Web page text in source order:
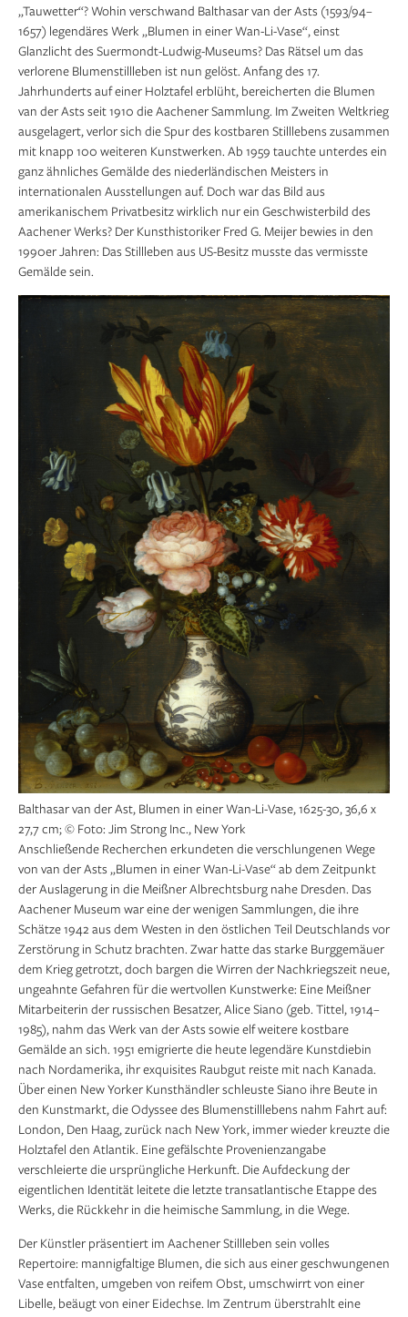
„Tauwetter“? Wohin verschwand Balthasar van der Asts (1593/94–
1657) legendäres Werk „Blumen in einer Wan-Li-Vase“, einst
Glanzlicht des Suermondt-Ludwig-Museums? Das Rätsel um das
verlorene Blumenstillleben ist nun gelöst. Anfang des 17.
Jahrhunderts auf einer Holztafel erblüht, bereicherten die Blumen
van der Asts seit 1910 die Aachener Sammlung. Im Zweiten Weltkrieg
ausgelagert, verlor sich die Spur des kostbaren Stilllebens zusammen
mit knapp 100 weiteren Kunstwerken. Ab 1959 tauchte unterdes ein
ganz ähnliches Gemälde des niederländischen Meisters in
internationalen Ausstellungen auf. Doch war das Bild aus
amerikanischem Privatbesitz wirklich nur ein Geschwisterbild des
Aachener Werks? Der Kunsthistoriker Fred G. Meijer bewies in den
1990er Jahren: Das Stillleben aus US-Besitz musste das vermisste
Gemälde sein.
Balthasar van der Ast, Blumen in einer Wan-Li-Vase, 1625-30, 36,6 x
27,7 cm; © Foto: Jim Strong Inc., New York
Anschließende Recherchen erkundeten die verschlungenen Wege
von van der Asts „Blumen in einer Wan-Li-Vase“ ab dem Zeitpunkt
der Auslagerung in die Meißner Albrechtsburg nahe Dresden. Das
Aachener Museum war eine der wenigen Sammlungen, die ihre
Schätze 1942 aus dem Westen in den östlichen Teil Deutschlands vor
Zerstörung in Schutz brachten. Zwar hatte das starke Burggemäuer
dem Krieg getrotzt, doch bargen die Wirren der Nachkriegszeit neue,
ungeahnte Gefahren für die wertvollen Kunstwerke: Eine Meißner
Mitarbeiterin der russischen Besatzer, Alice Siano (geb. Tittel, 1914–
1985), nahm das Werk van der Asts sowie elf weitere kostbare
Gemälde an sich. 1951 emigrierte die heute legendäre Kunstdiebin
nach Nordamerika, ihr exquisites Raubgut reiste mit nach Kanada.
Über einen New Yorker Kunsthändler schleuste Siano ihre Beute in
den Kunstmarkt, die Odyssee des Blumenstilllebens nahm Fahrt auf:
London, Den Haag, zurück nach New York, immer wieder kreuzte die
Holztafel den Atlantik. Eine gefälschte Provenienzangabe
verschleierte die ursprüngliche Herkunft. Die Aufdeckung der
eigentlichen Identität leitete die letzte transatlantische Etappe des
Werks, die Rückkehr in die heimische Sammlung, in die Wege.
Der Künstler präsentiert im Aachener Stillleben sein volles
Repertoire: mannigfaltige Blumen, die sich aus einer geschwungenen
Vase entfalten, umgeben von reifem Obst, umschwirrt von einer
Libelle, beäugt von einer Eidechse. Im Zentrum überstrahlt eine